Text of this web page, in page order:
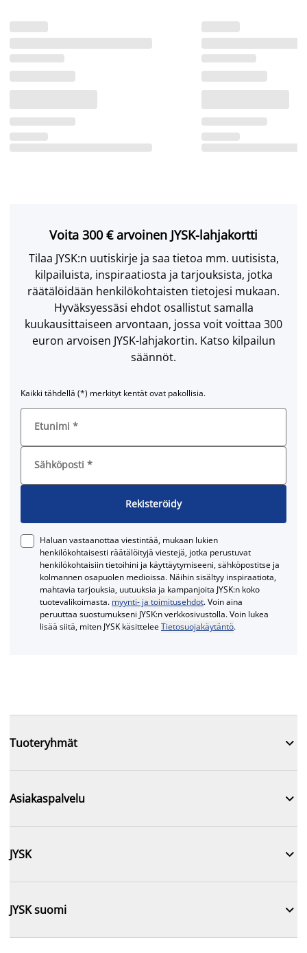
Voita 300 € arvoinen JYSK-lahjakortti
Tilaa JYSK:n uutiskirje ja saa tietoa mm. uutisista,
kilpailuista, inspiraatiosta ja tarjouksista, jotka
räätälöidään henkilökohtaisten tietojesi mukaan.
Hyväksyessäsi ehdot osallistut samalla
kuukausittaiseen arvontaan, jossa voit voittaa 300
euron arvoisen JYSK-lahjakortin. Katso kilpailun
säännöt.
Kaikki tähdellä (*) merkityt kentät ovat pakollisia.
Etunimi *
Sähköposti *
Rekisteröidy
Haluan vastaanottaa viestintää, mukaan lukien
henkilökohtaisesti räätälöityjä viestejä, jotka perustuvat
henkilökohtaisiin tietoihini ja käyttäytymiseeni, sähköpostitse ja
kolmannen osapuolen medioissa. Näihin sisältyy inspiraatiota,
mahtavia tarjouksia, uutuuksia ja kampanjoita JYSK:n koko
tuotevalikoimasta. myynti- ja toimitusehdot. Voin aina
peruuttaa suostumukseni JYSK:n verkkosivustolla. Voin lukea
lisää siitä, miten JYSK käsitteleeTietosuojakäytäntö.
Tuoteryhmät 
Asiakaspalvelu 
JYSK 
JYSK suomi 